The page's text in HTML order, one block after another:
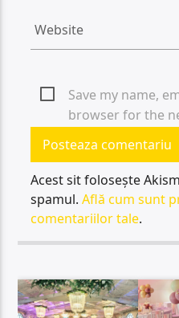
Save my name,
browser for the
Acest sit folosește
spamul.Află cum sunt
comentariilor tale.